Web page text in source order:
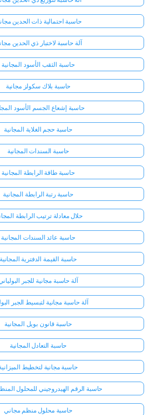
حاسبة احتمالية ذات الحدين
آلة حاسبة لاختبار ذي الحدين
حاسبة الثقب الأسود المجانية
حاسبة بلاك سكولز مجانية
حاسبة إشعاع الجسم الأسود
حاسبة حجم الغلاية المجانية
حاسبة السندات المجانية
حاسبة طاقة الرابطة المجانية
حاسبة رتبة الرابطة المجانية
حلال معادلة ترتيب الرابطة
حاسبة عائد السندات المجانية
حاسبة القيمة الدفترية المجانية
آلة حاسبة مجانية للجبر
آلة حاسبة مجانية لتبسيط الجبر
حاسبة قانون بويل المجانية
حاسبة التعادل المجانية
حاسبة مجانية لتخطيط
حاسبة الرقم الهيدروجيني للمحلول
حاسبة محلول منظم مجاني